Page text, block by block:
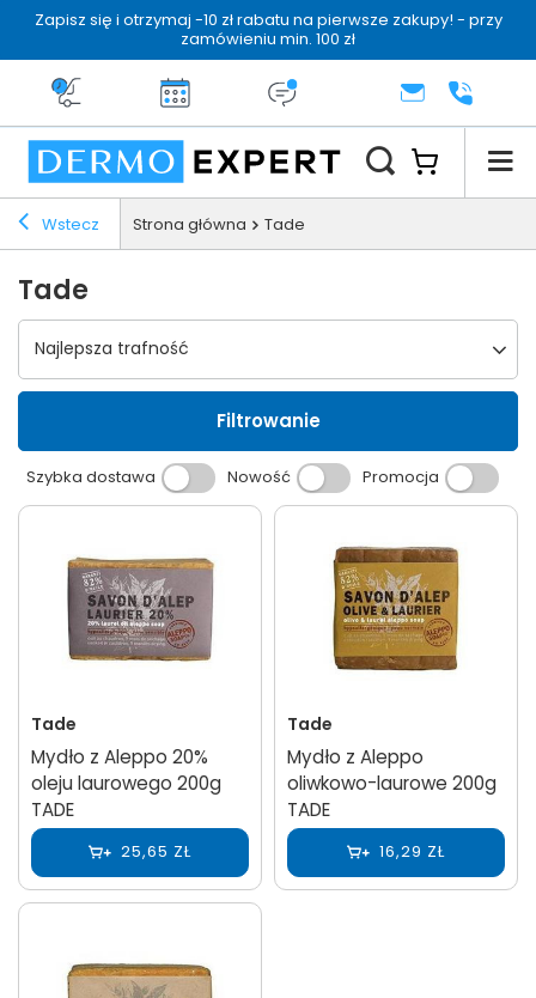
Zapisz się i otrzymaj -10 zł rabatu na pierwsze zakupy! - przy
zamówieniu min. 100 zł
Darmowa dostawa od 199 zł
14 dni na zwrotDermo konsultacjaKONTAKT+48 222
Wstecz Strona główna Tade
Tade
Wybierz sortowanie
Najlepsza trafność
Filtrowanie
Szybka dostawa Nowość Promocja
Tade
Mydło z Aleppo 20%
oleju laurowego 200g
TADE
25,65 ZŁ
Tade
Mydło z Aleppo
oliwkowo-laurowe 200g
TADE
16,29 ZŁ